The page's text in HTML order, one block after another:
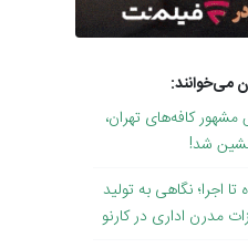
می‌خوانند:
کافه‌های تهران،
شد!
تا اجرا؛ نگاهی به تولید
مدرن اداری در کارنو